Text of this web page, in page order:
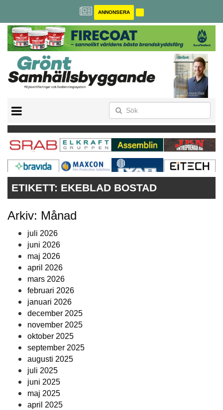
ANNONSERA
MILJÖBYGGNAD
NOLLCO2
CITYLAB
GREENBUILDING
ANNONSERA
ETIKETT: EKEBLAD BOSTAD
Arkiv: Månad
juli 2026
juni 2026
maj 2026
april 2026
mars 2026
februari 2026
januari 2026
december 2025
november 2025
oktober 2025
september 2025
augusti 2025
juli 2025
juni 2025
maj 2025
april 2025